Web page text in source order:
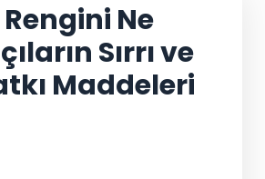
Ne
Sırrı ve
Maddeleri